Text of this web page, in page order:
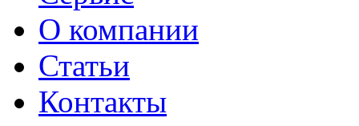
О компании
Статьи
Контакты